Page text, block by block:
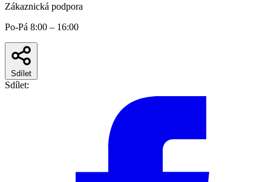
Zákaznická podpora
Po-Pá 8:00 – 16:00
Sdílet
Sdílet: